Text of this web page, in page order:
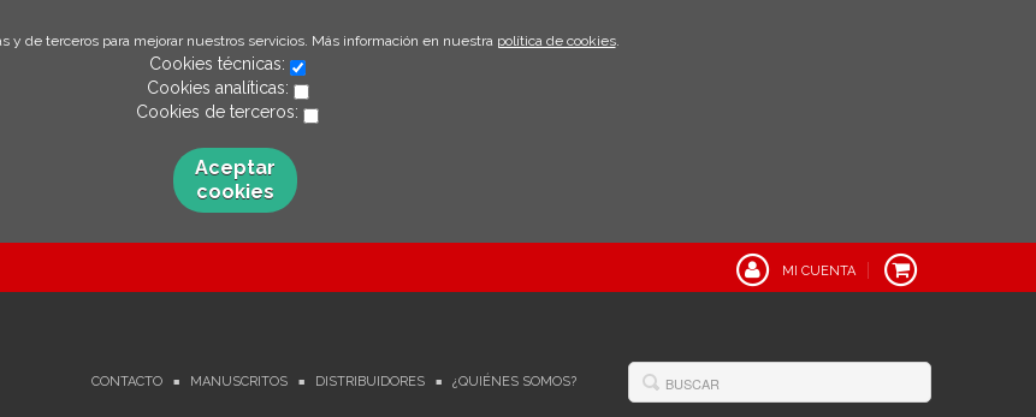
y de terceros para mejorar nuestros servicios. Más información en nuestra política de cookies.
Cookies técnicas:
Cookies analíticas:
Cookies de terceros:
Aceptar
cookies
MI CUENTA
CONTACTO MANUSCRITOS DISTRIBUIDORES ¿QUIÉNES SOMOS?